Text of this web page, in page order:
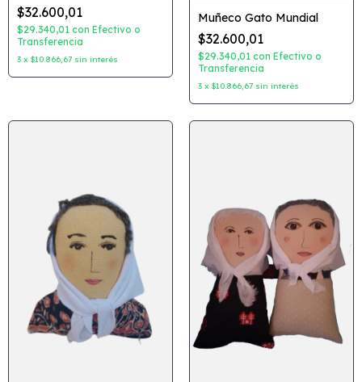
$32.600,01
$29.340,01 con Efectivo o
Transferencia
3 x $10.866,67 sin interés
Muñeco Gato Mundial
$32.600,01
$29.340,01 con Efectivo o
Transferencia
3 x $10.866,67 sin interés